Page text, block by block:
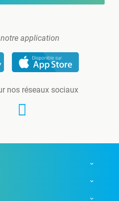
application
nos réseaux sociaux